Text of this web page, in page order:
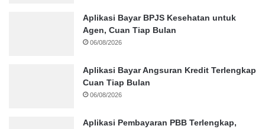
Aplikasi Bayar BPJS Kesehatan untuk
Agen, Cuan Tiap Bulan
06/08/2026
Aplikasi Bayar Angsuran Kredit Terlengkap
Cuan Tiap Bulan
06/08/2026
Aplikasi Pembayaran PBB Terlengkap,